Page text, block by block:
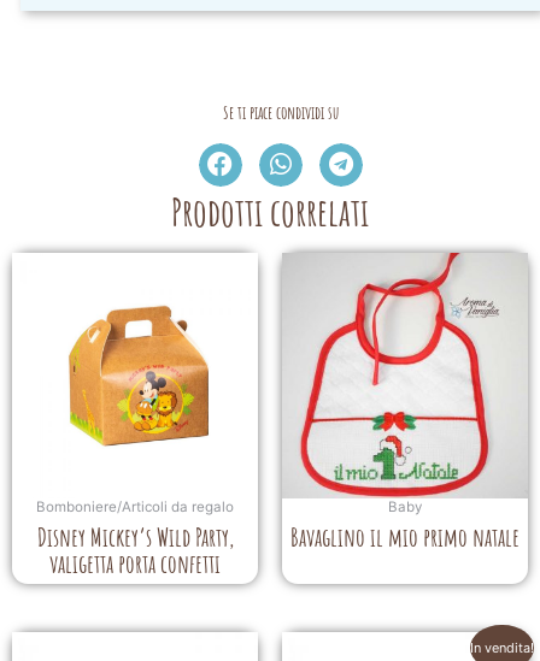
Se ti piace condividi su
Prodotti correlati
Bomboniere/Articoli da regalo
Disney Mickey’s Wild Party,
valigetta porta confetti
Baby
Bavaglino il mio primo natale
In vendita!